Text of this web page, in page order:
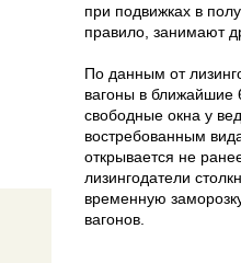
при подвижках в
правило, занимают
По данным от
вагоны в ближайшие
свободные окна у
востребованным
открывается не
лизингодатели
временную
вагонов.